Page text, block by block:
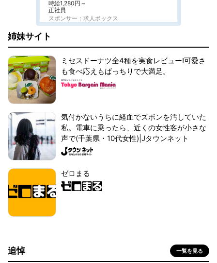
時給1,280円～
正社員
スポンサー：求人ボックス
姉妹サイト
ミセスドーナツ全4種を実食レビュー!可愛さ
も食べ応えもばっちりで大満足。
気付かないうちに経血でズボンを汚していた
私。電車に乗ったら、近くの女性客が小さな
声で(千葉県・10代女性)|Jタウンネット
ゼロまる
追悼 一覧を見る